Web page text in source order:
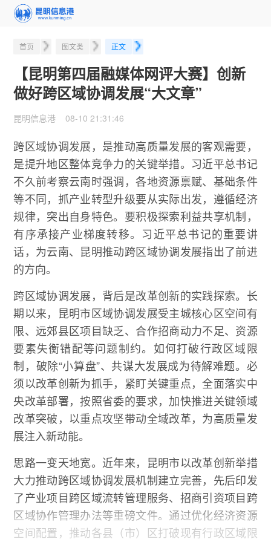
首页 图文类 正文
【昆明第四届融媒体网评大赛】创新
做好跨区域协调发展“大文章”
昆明信息港 08-10 21:31:46
跨区域协调发展，是推动高质量发展的客观需要，
是提升地区整体竞争力的关键举措。习近平总书记
不久前考察云南时强调，各地资源禀赋、基础条件
等不同，抓产业转型升级要从实际出发，遵循经济
规律，突出自身特色。要积极探索利益共享机制，
有序承接产业梯度转移。习近平总书记的重要讲
话，为云南、昆明推动跨区域协调发展指出了前进
的方向。
跨区域协调发展，背后是改革创新的实践探索。长
期以来，昆明市区域协调发展受主城核心区空间有
限、远郊县区项目缺乏、合作招商动力不足、资源
要素失衡错配等问题制约。如何打破行政区域限
制，破除“小算盘”、共谋大发展成为待解难题。必
须以改革创新为抓手，紧盯关键重点，全面落实中
央改革部署，按照省委的要求，加快推进关键领域
改革突破，以重点攻坚带动全域改革，为高质量发
展注入新动能。
思路一变天地宽。近年来，昆明市以改革创新举措
大力推动跨区域协调发展机制建立完善，先后印发
了产业项目跨区域流转管理服务、招商引资项目跨
区域协作管理办法等重磅文件。通过优化经济资源
空间配置，推动各县（市）区打破现有行政区域限